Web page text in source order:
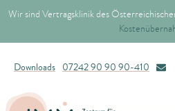
Wir sind Vertragsklinik des
Downloads 07242 90 90 90-410